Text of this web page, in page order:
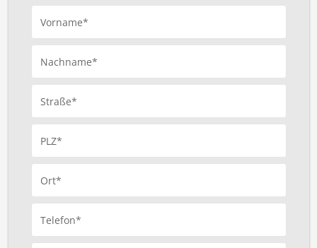
Vorname*
Nachname*
Straße*
PLZ*
Ort*
Telefon*